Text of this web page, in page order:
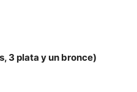
3 plata y un bronce)